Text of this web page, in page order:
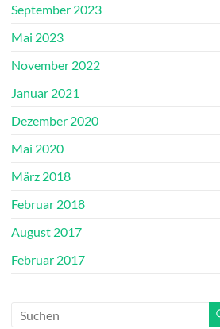
September 2023
Mai 2023
November 2022
Januar 2021
Dezember 2020
Mai 2020
März 2018
Februar 2018
August 2017
Februar 2017